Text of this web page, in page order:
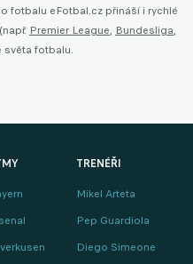
fotbalu eFotbal.cz přináší i rychlé
Premier League, Bundesliga,
světa fotbalu.
TRENÉŘI
Mikel Arteta
Pep Guardiola
Diego Simeone